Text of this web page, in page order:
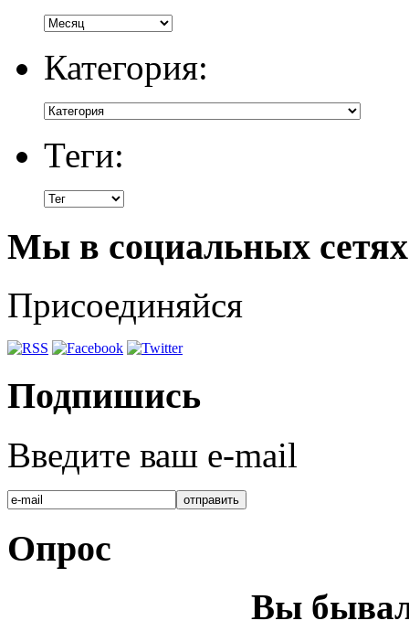
Категория:
Теги:
Мы в социальных сетях
Присоединяйся
Подпишись
Введите ваш e-mail
Опрос
Вы